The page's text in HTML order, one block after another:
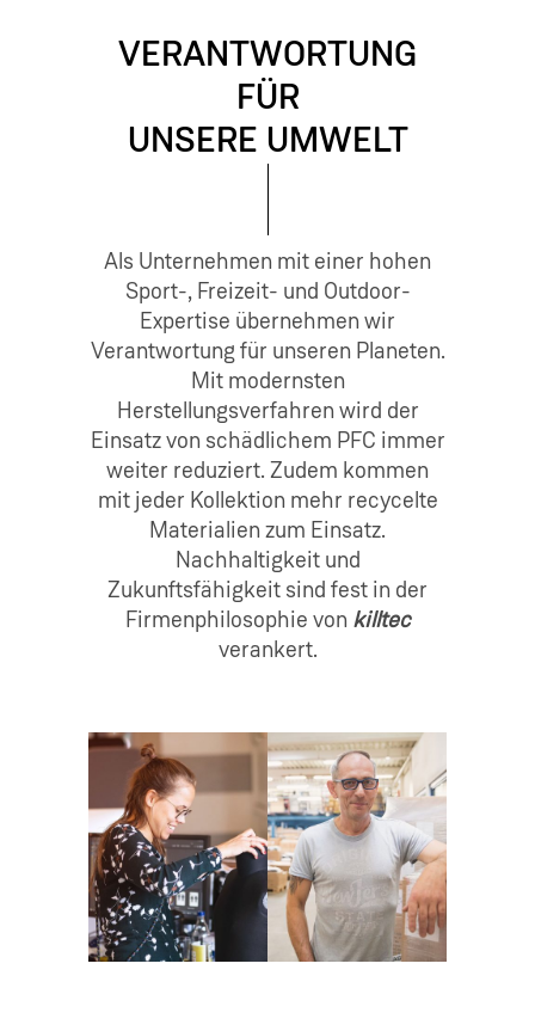
VERANTWORTUNG
FÜR
UNSERE UMWELT
Als Unternehmen mit einer hohen
Sport-, Freizeit- und Outdoor-
Expertise übernehmen wir
Verantwortung für unseren Planeten.
Mit modernsten
Herstellungsverfahren wird der
Einsatz von schädlichem PFC immer
weiter reduziert. Zudem kommen
mit jeder Kollektion mehr recycelte
Materialien zum Einsatz.
Nachhaltigkeit und
Zukunftsfähigkeit sind fest in der
Firmenphilosophie von killtec
verankert.